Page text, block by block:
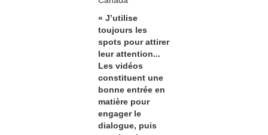
« J’utilise
toujours les
spots pour attirer
leur attention...
Les vidéos
constituent une
bonne entrée en
matière pour
engager le
dialogue, puis